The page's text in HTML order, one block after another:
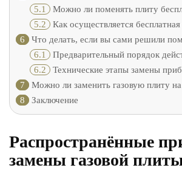
5.1 Можно ли поменять плиту
5.2 Как осуществляется бесплатная
6
Что делать, если вы сами решили
6.1 Предварительный порядок
6.2 Технические этапы замены
7
Можно ли заменить газовую плиту
8
Заключение
Распространённые
замены газовой